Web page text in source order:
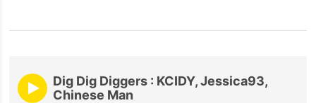
Dig Dig Diggers : KCIDY, Jessica93,
Chinese Man